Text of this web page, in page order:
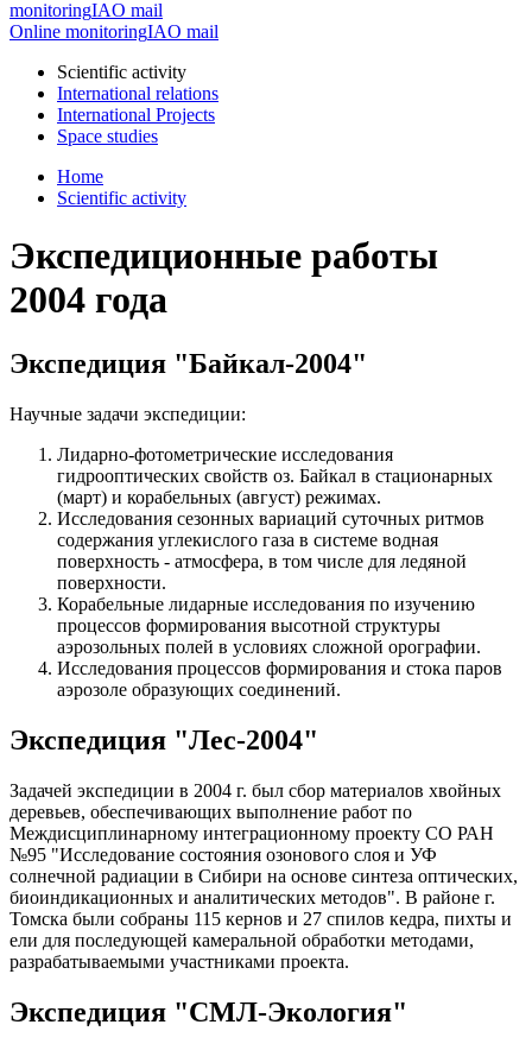
monitoringIAO mail
Online monitoringIAO mail
Scientific activity
International relations
International Projects
Space studies
Home
Scientific activity
Экспедиционные работы
2004 года
Экспедиция "Байкал-2004"
Научные задачи экспедиции:
Лидарно-фотометрические исследования
гидрооптических свойств оз. Байкал в стационарных
(март) и корабельных (август) режимах.
Исследования сезонных вариаций суточных ритмов
содержания углекислого газа в системе водная
поверхность - атмосфера, в том числе для ледяной
поверхности.
Корабельные лидарные исследования по изучению
процессов формирования высотной структуры
аэрозольных полей в условиях сложной орографии.
Исследования процессов формирования и стока паров
аэрозоле образующих соединений.
Экспедиция "Лес-2004"
Задачей экспедиции в 2004 г. был сбор материалов хвойных
деревьев, обеспечивающих выполнение работ по
Междисциплинарному интеграционному проекту CО РАН
№95 "Исследование состояния озонового слоя и УФ
солнечной радиации в Сибири на основе синтеза оптических,
биоиндикационных и аналитических методов". В районе г.
Томска были собраны 115 кернов и 27 спилов кедра, пихты и
ели для последующей камеральной обработки методами,
разрабатываемыми участниками проекта.
Экспедиция "СМЛ-Экология"